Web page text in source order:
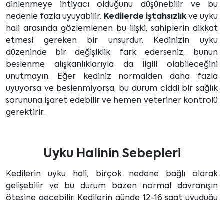
dinlenmeye ihtiyacı olduğunu düşünebilir ve bu
nedenle fazla uyuyabilir. Kedilerde iştahsızlıkve uyku
hali arasında gözlemlenen bu ilişki, sahiplerin dikkat
etmesi gereken bir unsurdur. Kedinizin uyku
düzeninde bir değişiklik fark ederseniz, bunun
beslenme alışkanlıklarıyla da ilgili olabileceğini
unutmayın. Eğer kediniz normalden daha fazla
uyuyorsa ve beslenmiyorsa, bu durum ciddi bir sağlık
sorununa işaret edebilir ve hemen veteriner kontrolü
gerektirir.
Uyku Halinin Sebepleri
Kedilerin uyku hali, birçok nedene bağlı olarak
gelişebilir ve bu durum bazen normal davranışın